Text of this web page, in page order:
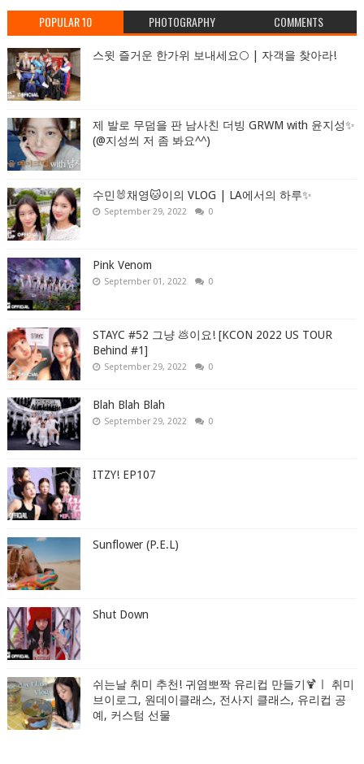
POPULAR 10 PHOTOGRAPHY COMMENTS
스윗 즐거운 한가위 보내세요🌕 | 자객을 찾아라!
제 발로 무덤을 판 남사친 더빙 GRWM with 윤지성✨
(@지성씌 저 좀 봐요^^)
수민🐰채영🐱이의 VLOG | LA에서의 하루✨
September 29, 2022 0
Pink Venom
September 01, 2022 0
STAYC #52 그냥 💩이요! [KCON 2022 US TOUR
Behind #1]
September 29, 2022 0
Blah Blah Blah
September 29, 2022 0
ITZY! EP107
Sunflower (P.E.L)
Shut Down
쉬는날 취미 추천! 귀염뽀짝 유리컵 만들기🍹ㅣ 취미
브이로그, 원데이클래스, 전사지 클래스, 유리컵 공
예, 커스텀 선물